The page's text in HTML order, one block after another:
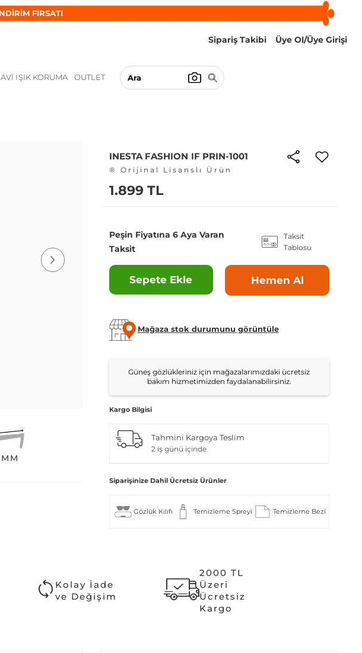
FIRSATI
Sipariş Takibi Üye Ol/Üye Girişi
IŞIK KORUMA OUTLET
INESTA FASHION IF PRIN-1001
® Orijinal Lisanslı Ürün
1.899 TL
Peşin Fiyatına 6 Aya Varan
Taksit
Taksit
Tablosu
Sepete Ekle Hemen Al
Mağaza stok durumunu görüntüle
Güneş gözlükleriniz için mağazalarımızdaki ücretsiz
bakım hizmetimizden faydalanabilirsiniz.
Kargo Bilgisi
Tahmini Kargoya Teslim
2 iş günü içinde
Siparişinize Dahil Ücretsiz Ürünler
Gözlük Kılıfı Temizleme Spreyi Temizleme Bezi
Kolay İade
ve Değişim
2000 TL
Üzeri
Ücretsiz
Kargo